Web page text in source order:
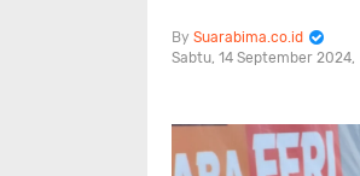
Suarabima.co.id
Sabtu, 14 September 2024